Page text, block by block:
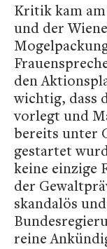
Kritik kam
und der
den
wichtig, dass
vorlegt und
bereits unter
gestartet
keine einzige
der
skandalös
reine